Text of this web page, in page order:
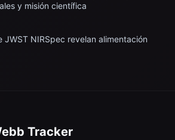
y misión científica
JWST NIRSpec revelan alimentación
Tracker